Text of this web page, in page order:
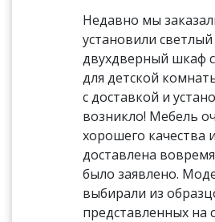
Недавно мы
установили светлый
двухдверный шкаф
для детской
с доставкой и
возникло! Мебель
хорошего качества и
доставлена
было заявлено.
выбирали из
представленных на